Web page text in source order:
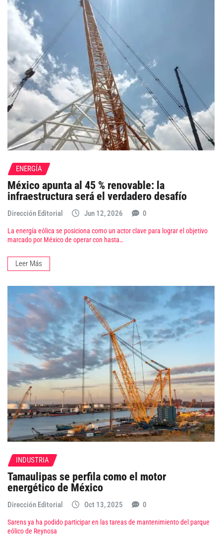
ENERGÍA
México apunta al 45 % renovable: la
infraestructura será el verdadero desafío
Dirección Editorial Jun 12, 2026 0
La energía eólica se posiciona como un actor clave para lograr el objetivo
marcado por México de operar con hasta…
Leer Más
INDUSTRIA
Tamaulipas se perfila como el motor
energético de México
Dirección Editorial Oct 13, 2025 0
Sarens ya ha podido participar en las tareas de mantenimiento del parque
eólico de Reynosa